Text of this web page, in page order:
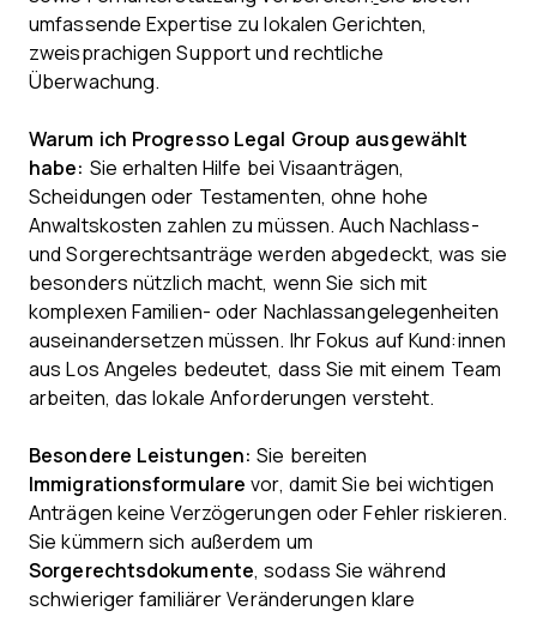
umfassende Expertise zu lokalen Gerichten,
zweisprachigen Support und rechtliche
Überwachung.
Warum ich Progresso Legal Group ausgewählt
habe: Sie erhalten Hilfe bei Visaanträgen,
Scheidungen oder Testamenten, ohne hohe
Anwaltskosten zahlen zu müssen. Auch Nachlass-
und Sorgerechtsanträge werden abgedeckt, was sie
besonders nützlich macht, wenn Sie sich mit
komplexen Familien- oder Nachlassangelegenheiten
auseinandersetzen müssen. Ihr Fokus auf Kund:innen
aus Los Angeles bedeutet, dass Sie mit einem Team
arbeiten, das lokale Anforderungen versteht.
Besondere Leistungen:Sie bereiten
Immigrationsformulare vor, damit Sie bei wichtigen
Anträgen keine Verzögerungen oder Fehler riskieren.
Sie kümmern sich außerdem um
Sorgerechtsdokumente, sodass Sie während
schwieriger familiärer Veränderungen klare